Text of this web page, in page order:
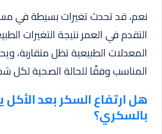
نعم، قد تحدث تغيرات بسيطة في
التقدم في العمر نتيجة التغيرات
المعدلات الطبيعية تظل متقاربة،
المناسب وفقًا للحالة الصحية
هل ارتفاع السكر بعد الأكل
بالسكري؟